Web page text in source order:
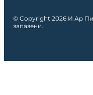
© Copyright 2026 И Ар
запазени.